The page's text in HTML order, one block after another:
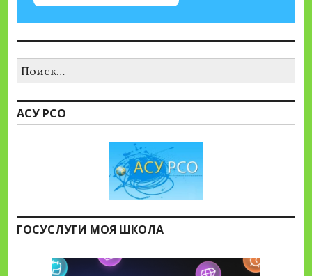
АСУ РСО
ГОСУСЛУГИ МОЯ ШКОЛА